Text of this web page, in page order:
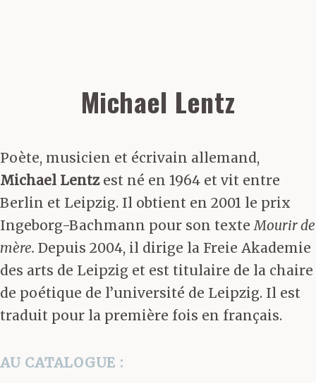
Michael Lentz
Poète, musicien et écrivain allemand,
Michael Lentzest né en 1964 et vit entre
Berlin et Leipzig. Il obtient en 2001 le prix
Ingeborg-Bachmann pour son texteMourir de
mère. Depuis 2004, il dirige la Freie Akademie
des arts de Leipzig et est titulaire de la chaire
de poétique de l’université de Leipzig. Il est
traduit pour la première fois en français.
AU CATALOGUE :